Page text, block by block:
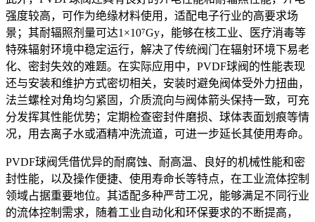
强度较高，可作为绝缘材料使用，适配电子行业的高要求场
景；其耐辐照剂量可达1×10⁷Gy，能够在核工业、医疗消毒等
特殊辐射环境中稳定运行，解决了传统阀门在辐射环境下易老
化、密封失效的难题。在实际应用中，PVDF球阀的性能表现
还与安装和维护方式密切相关，安装时避免阀体受外力扭曲，
法兰螺栓对角均匀紧固，介质流向与阀体箭头保持一致，可充
分发挥其性能优势；定期检查密封件磨损、球体表面划痕等情
况，用去离子水或酒精冲洗流道，可进一步延长其使用寿命。
PVDF球阀凭借优异的耐腐蚀、耐高温、良好的机械性能和密
封性能，以及操作便捷、使用寿命长等特点，在工业流体控制
领域占据重要地位。其适配多种严苛工况，能够满足不同行业
的流体控制需求，随着工业自动化和环保要求的不断提高，